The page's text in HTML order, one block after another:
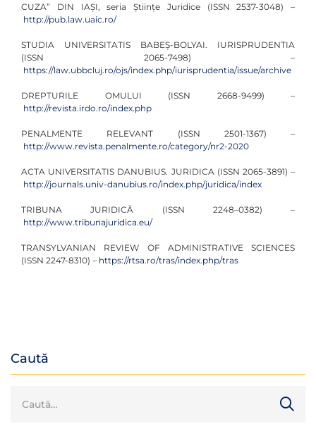
Caută
CUZA” DIN IAȘI, seria Ştiinţe Juridice (ISSN 2537-3048) –
http://pub.law.uaic.ro/
STUDIA UNIVERSITATIS BABEȘ-BOLYAI. IURISPRUDENTIA
(ISSN 2065-7498) –
https://law.ubbcluj.ro/ojs/index.php/iurisprudentia/issue/archive
DREPTURILE OMULUI (ISSN 2668-9499) –
http://revista.irdo.ro/index.php
PENALMENTE RELEVANT (ISSN 2501-1367) –
http://www.revista.penalmente.ro/category/nr2-2020
ACTA UNIVERSITATIS DANUBIUS. JURIDICA (ISSN 2065-3891) –
http://journals.univ-danubius.ro/index.php/juridica/index
TRIBUNA JURIDICĂ (ISSN 2248–0382) –
http://www.tribunajuridica.eu/
TRANSYLVANIAN REVIEW OF ADMINISTRATIVE SCIENCES
(ISSN 2247-8310) – https://rtsa.ro/tras/index.php/tras